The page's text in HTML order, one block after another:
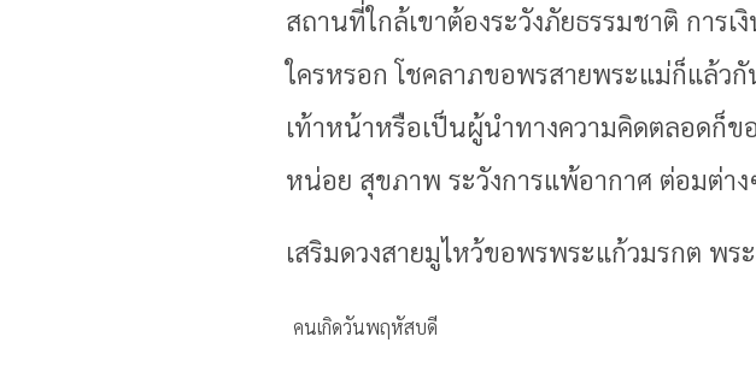
สถานที่ใกล้เขาต้องระวังภัยธรรมชาติ การเ
ใครหรอก โชคลาภขอพรสายพระแม่ก็แล้ว
เท้าหน้าหรือเป็นผู้นำทางความคิดตลอดก็ข
หน่อย สุขภาพ ระวังการแพ้อากาศ ต่อมต่า
เสริมดวงสายมูไหว้ขอพรพระแก้วมรกต พ
คนเกิดวันพฤหัสบดี